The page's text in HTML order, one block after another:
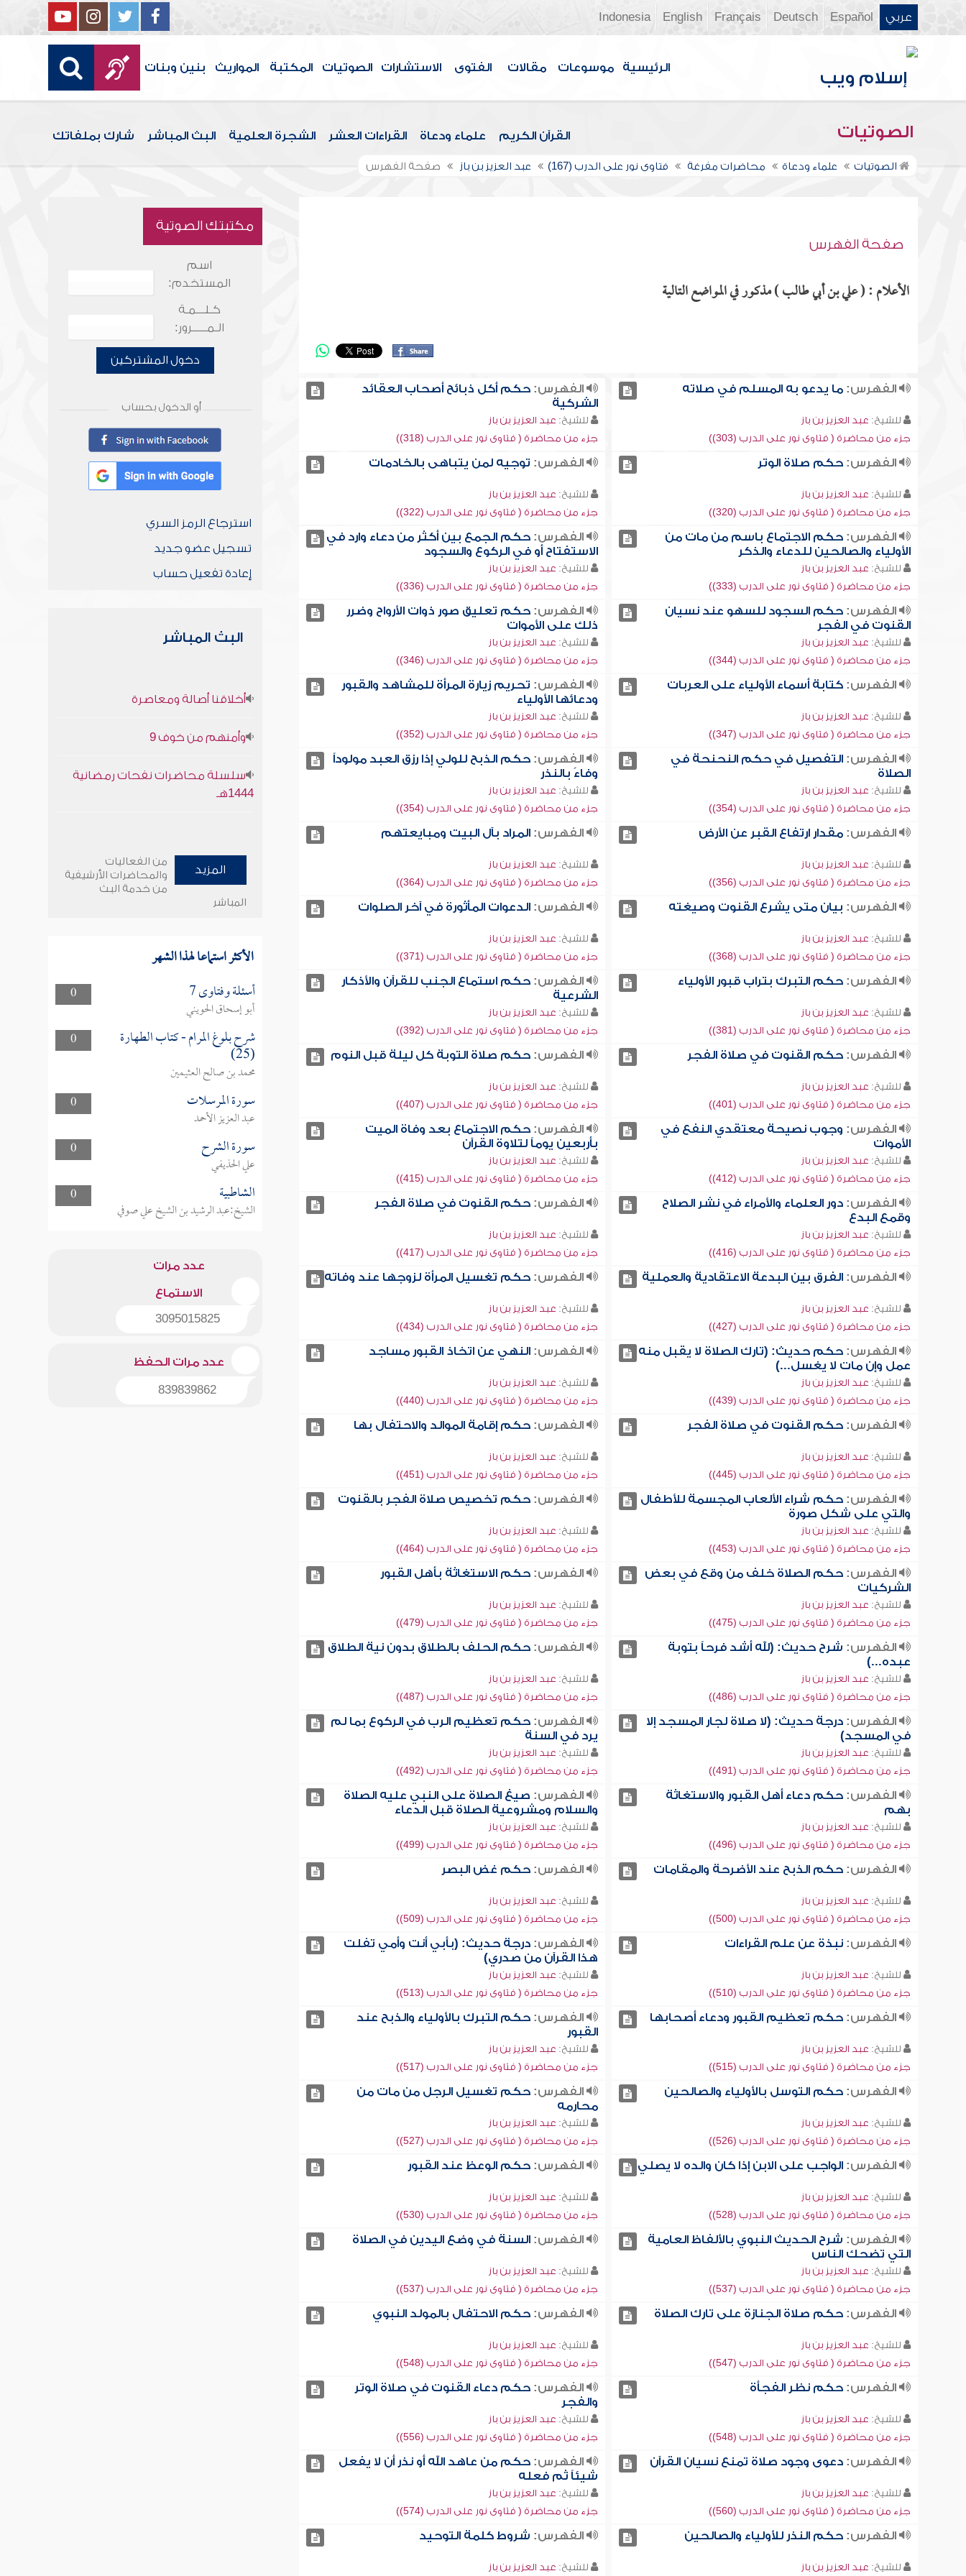
عربي Español
Deutsch
Français
English
Indonesia
الرئيسية موسوعات مقالات الفتوى الاستشارات الصوتيات المكتبة المواريث بنين وبنات
الصوتيات القرآن الكريم علماء ودعاة القراءات العشر الشجرة العلمية البث المباشر شارك بملفاتك
الصوتيات علماء ودعاة محاضرات مفرغة فتاوى نور على الدرب (167) عبد العزيز بن باز صفحة الفهرس
صفحة الفهرس
الأعلام : ( علي بن أبي طالب ) مذكور في المواضع التالية
الفهرس:ما يدعو به المسلم في صلاته
للشيخ: عبد العزيز بن باز
جزء من محاضرة ( فتاوى نور على الدرب (303))
الفهرس: حكم أكل ذبائح أصحاب العقائد
الشركية
للشيخ: عبد العزيز بن باز
جزء من محاضرة ( فتاوى نور على الدرب (318))
الفهرس:حكم صلاة الوتر
للشيخ: عبد العزيز بن باز
جزء من محاضرة ( فتاوى نور على الدرب (320))
الفهرس: توجيه لمن يتباهى بالخادمات
للشيخ: عبد العزيز بن باز
جزء من محاضرة ( فتاوى نور على الدرب (322))
الفهرس:حكم الاجتماع باسم من مات من
الأولياء والصالحين للدعاء والذكر
للشيخ: عبد العزيز بن باز
جزء من محاضرة ( فتاوى نور على الدرب (333))
الفهرس: حكم الجمع بين أكثر من دعاء وارد في
الاستفتاح أو في الركوع والسجود
للشيخ: عبد العزيز بن باز
جزء من محاضرة ( فتاوى نور على الدرب (336))
الفهرس:حكم السجود للسهو عند نسيان
القنوت في الفجر
للشيخ: عبد العزيز بن باز
جزء من محاضرة ( فتاوى نور على الدرب (344))
الفهرس: حكم تعليق صور ذوات الأرواح وضرر
ذلك على الأموات
للشيخ: عبد العزيز بن باز
جزء من محاضرة ( فتاوى نور على الدرب (346))
الفهرس:كتابة أسماء الأولياء على العربات
للشيخ: عبد العزيز بن باز
جزء من محاضرة ( فتاوى نور على الدرب (347))
الفهرس: تحريم زيارة المرأة للمشاهد والقبور
ودعائها الأولياء
للشيخ: عبد العزيز بن باز
جزء من محاضرة ( فتاوى نور على الدرب (352))
الفهرس:التفصيل في حكم النحنحة في
الصلاة
للشيخ: عبد العزيز بن باز
جزء من محاضرة ( فتاوى نور على الدرب (354))
الفهرس: حكم الذبح للولي إذا رزق العبد مولوداً
وفاءً بالنذر
للشيخ: عبد العزيز بن باز
جزء من محاضرة ( فتاوى نور على الدرب (354))
الفهرس:مقدار ارتفاع القبر عن الأرض
للشيخ: عبد العزيز بن باز
جزء من محاضرة ( فتاوى نور على الدرب (356))
الفهرس: المراد بآل البيت ومبايعتهم
للشيخ: عبد العزيز بن باز
جزء من محاضرة ( فتاوى نور على الدرب (364))
الفهرس: بيان متى يشرع القنوت وصيغته
للشيخ: عبد العزيز بن باز
جزء من محاضرة ( فتاوى نور على الدرب (368))
الفهرس: الدعوات المأثورة في آخر الصلوات
للشيخ: عبد العزيز بن باز
جزء من محاضرة ( فتاوى نور على الدرب (371))
الفهرس:حكم التبرك بتراب قبور الأولياء
للشيخ: عبد العزيز بن باز
جزء من محاضرة ( فتاوى نور على الدرب (381))
الفهرس: حكم استماع الجنب للقرآن والأذكار
الشرعية
للشيخ: عبد العزيز بن باز
جزء من محاضرة ( فتاوى نور على الدرب (392))
الفهرس:حكم القنوت في صلاة الفجر
للشيخ: عبد العزيز بن باز
جزء من محاضرة ( فتاوى نور على الدرب (401))
الفهرس: حكم صلاة التوبة كل ليلة قبل النوم
للشيخ: عبد العزيز بن باز
جزء من محاضرة ( فتاوى نور على الدرب (407))
الفهرس: وجوب نصيحة معتقدي النفع في
الأموات
للشيخ: عبد العزيز بن باز
جزء من محاضرة ( فتاوى نور على الدرب (412))
الفهرس: حكم الاجتماع بعد وفاة الميت
بأربعين يوماً لتلاوة القرآن
للشيخ: عبد العزيز بن باز
جزء من محاضرة ( فتاوى نور على الدرب (415))
الفهرس:دور العلماء والأمراء في نشر الصلاح
وقمع البدع
للشيخ: عبد العزيز بن باز
جزء من محاضرة ( فتاوى نور على الدرب (416))
الفهرس: حكم القنوت في صلاة الفجر
للشيخ: عبد العزيز بن باز
جزء من محاضرة ( فتاوى نور على الدرب (417))
الفهرس:الفرق بين البدعة الاعتقادية والعملية
للشيخ: عبد العزيز بن باز
جزء من محاضرة ( فتاوى نور على الدرب (427))
الفهرس: حكم تغسيل المرأة لزوجها عند وفاته
للشيخ: عبد العزيز بن باز
جزء من محاضرة ( فتاوى نور على الدرب (434))
الفهرس:حكم حديث: (تارك الصلاة لا يقبل منه
عمل وإن مات لا يغسل...)
للشيخ: عبد العزيز بن باز
جزء من محاضرة ( فتاوى نور على الدرب (439))
الفهرس: النهي عن اتخاذ القبور مساجد
للشيخ: عبد العزيز بن باز
جزء من محاضرة ( فتاوى نور على الدرب (440))
الفهرس:حكم القنوت في صلاة الفجر
للشيخ: عبد العزيز بن باز
جزء من محاضرة ( فتاوى نور على الدرب (445))
الفهرس: حكم إقامة الموالد والاحتفال بها
للشيخ: عبد العزيز بن باز
جزء من محاضرة ( فتاوى نور على الدرب (451))
الفهرس:حكم شراء الألعاب المجسمة للأطفال
والتي على شكل صورة
للشيخ: عبد العزيز بن باز
جزء من محاضرة ( فتاوى نور على الدرب (453))
الفهرس: حكم تخصيص صلاة الفجر بالقنوت
للشيخ: عبد العزيز بن باز
جزء من محاضرة ( فتاوى نور على الدرب (464))
الفهرس:حكم الصلاة خلف من وقع في بعض
الشركيات
للشيخ: عبد العزيز بن باز
جزء من محاضرة ( فتاوى نور على الدرب (475))
الفهرس: حكم الاستغاثة بأهل القبور
للشيخ: عبد العزيز بن باز
جزء من محاضرة ( فتاوى نور على الدرب (479))
الفهرس: شرح حديث: (لله أشد فرحاً بتوبة
عبده...)
للشيخ: عبد العزيز بن باز
جزء من محاضرة ( فتاوى نور على الدرب (486))
الفهرس: حكم الحلف بالطلاق بدون نية الطلاق
للشيخ: عبد العزيز بن باز
جزء من محاضرة ( فتاوى نور على الدرب (487))
الفهرس:درجة حديث: (لا صلاة لجار المسجد إلا
في المسجد)
للشيخ: عبد العزيز بن باز
جزء من محاضرة ( فتاوى نور على الدرب (491))
الفهرس: حكم تعظيم الرب في الركوع بما لم
يرد في السنة
للشيخ: عبد العزيز بن باز
جزء من محاضرة ( فتاوى نور على الدرب (492))
الفهرس:حكم دعاء أهل القبور والاستغاثة
بهم
للشيخ: عبد العزيز بن باز
جزء من محاضرة ( فتاوى نور على الدرب (496))
الفهرس: صيغ الصلاة على النبي عليه الصلاة
والسلام ومشروعية الصلاة قبل الدعاء
للشيخ: عبد العزيز بن باز
جزء من محاضرة ( فتاوى نور على الدرب (499))
الفهرس:حكم الذبح عند الأضرحة والمقامات
للشيخ: عبد العزيز بن باز
جزء من محاضرة ( فتاوى نور على الدرب (500))
الفهرس: حكم غض البصر
للشيخ: عبد العزيز بن باز
جزء من محاضرة ( فتاوى نور على الدرب (509))
الفهرس:نبذة عن علم القراءات
للشيخ: عبد العزيز بن باز
جزء من محاضرة ( فتاوى نور على الدرب (510))
الفهرس: درجة حديث: (بأبي أنت وأمي تفلت
هذا القرآن من صدري)
للشيخ: عبد العزيز بن باز
جزء من محاضرة ( فتاوى نور على الدرب (513))
الفهرس:حكم تعظيم القبور ودعاء أصحابها
للشيخ: عبد العزيز بن باز
جزء من محاضرة ( فتاوى نور على الدرب (515))
الفهرس: حكم التبرك بالأولياء والذبح عند
القبور
للشيخ: عبد العزيز بن باز
جزء من محاضرة ( فتاوى نور على الدرب (517))
الفهرس:حكم التوسل بالأولياء والصالحين
للشيخ: عبد العزيز بن باز
جزء من محاضرة ( فتاوى نور على الدرب (526))
الفهرس: حكم تغسيل الرجل من مات من
محارمه
للشيخ: عبد العزيز بن باز
جزء من محاضرة ( فتاوى نور على الدرب (527))
الفهرس:الواجب على الابن إذا كان والده لا يصلي
للشيخ: عبد العزيز بن باز
جزء من محاضرة ( فتاوى نور على الدرب (528))
الفهرس: حكم الوعظ عند القبور
للشيخ: عبد العزيز بن باز
جزء من محاضرة ( فتاوى نور على الدرب (530))
الفهرس: شرح الحديث النبوي بالألفاظ العامية
التي تضحك الناس
للشيخ: عبد العزيز بن باز
جزء من محاضرة ( فتاوى نور على الدرب (537))
الفهرس: السنة في وضع اليدين في الصلاة
للشيخ: عبد العزيز بن باز
جزء من محاضرة ( فتاوى نور على الدرب (537))
الفهرس:حكم صلاة الجنازة على تارك الصلاة
للشيخ: عبد العزيز بن باز
جزء من محاضرة ( فتاوى نور على الدرب (547))
الفهرس: حكم الاحتفال بالمولد النبوي
للشيخ: عبد العزيز بن باز
جزء من محاضرة ( فتاوى نور على الدرب (548))
الفهرس:حكم نظر الفجأة
للشيخ: عبد العزيز بن باز
جزء من محاضرة ( فتاوى نور على الدرب (548))
الفهرس: حكم دعاء القنوت في صلاة الوتر
والفجر
للشيخ: عبد العزيز بن باز
جزء من محاضرة ( فتاوى نور على الدرب (556))
الفهرس:دعوى وجود صلاة تمنع نسيان القرآن
للشيخ: عبد العزيز بن باز
جزء من محاضرة ( فتاوى نور على الدرب (560))
الفهرس: حكم من عاهد الله أو نذر أن لا يفعل
شيئاً ثم فعله
للشيخ: عبد العزيز بن باز
جزء من محاضرة ( فتاوى نور على الدرب (574))
الفهرس:حكم النذر للأولياء والصالحين
للشيخ: عبد العزيز بن باز
الفهرس: شروط كلمة التوحيد
للشيخ: عبد العزيز بن باز
مكتبتك الصوتية
اسم
المستخدم:
كـلـــمـة
الـمـــــرور:
دخول المشتركين
أو الدخول بحساب
استرجاع الرمز السري
تسجيل عضو جديد
إعادة تفعيل حساب
البث المباشر
أخلاقنا أصالة ومعاصرة
وأمنهم من خوف 9
سلسلة محاضرات نفحات رمضانية
1444هـ
المزيد
من الفعاليات
والمحاضرات الأرشيفية
من خدمة البث
المباشر
الأكثر استماعا لهذا الشهر
0 أسئلة وفتاوى 7
أبو إسحاق الحويني
0
شرح بلوغ المرام - كتاب الطهارة
(25)
محمد بن صالح العثيمين
0
سورة المرسلات
عبد العزيز الأحمد
0
سورة الشرح
علي الحذيفي
0
الشاطبية
الشيخ:عبد الرشيد بن الشيخ علي صوفي
عدد مرات
الاستماع
3095015825
عدد مرات الحفظ
839839862